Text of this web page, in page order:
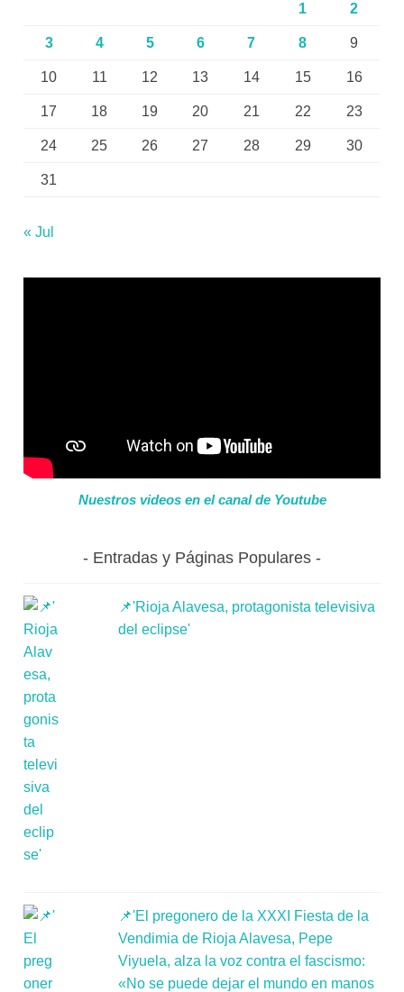
1 2
3 4 5 6 7 8 9
10 11 12 13 14 15 16
17 18 19 20 21 22 23
24 25 26 27 28 29 30
31
« Jul
Nuestros videos en el canal de Youtube
Entradas y Páginas Populares
📌'Rioja Alavesa, protagonista televisiva
del eclipse'
📌'El pregonero de la XXXI Fiesta de la
Vendimia de Rioja Alavesa, Pepe
Viyuela, alza la voz contra el fascismo:
«No se puede dejar el mundo en manos